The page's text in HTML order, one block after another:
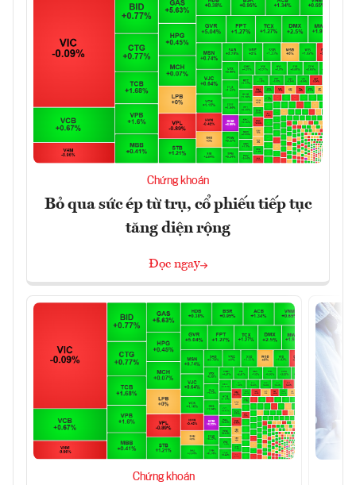
Chứng khoán
Bỏ qua sức ép từ trụ, cổ phiếu tiếp tục
tăng diện rộng
Đọc ngay
Chứng khoán